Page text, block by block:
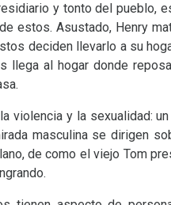
y tonto del pueblo,
estos. Asustado, Henry
deciden llevarlo a su
llega al hogar donde
violencia y la sexualidad:
masculina se dirigen
de como el viejo Tom